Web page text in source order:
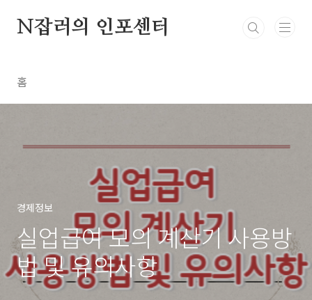
N잡러의 인포센터
홈
경제정보
실업급여 모의 계산기 사용방
법 및 유의사항